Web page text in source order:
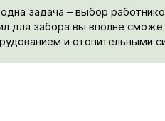
задача – выбор
для забора вы вполне
и отопительными